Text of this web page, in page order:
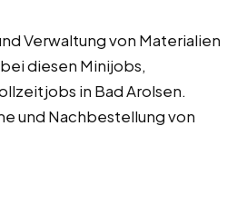
Verwaltung von Materialien
diesen Minijobs,
in Bad Arolsen.
und Nachbestellung von